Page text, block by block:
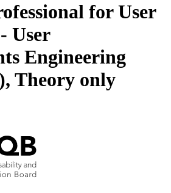
for User
User
Engineering
Theory only